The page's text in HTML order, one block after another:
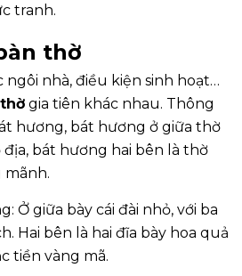
tranh.
thờ
nhà, điều kiện sinh hoạt…
gia tiên khác nhau. Thông
hương, bát hương ở giữa thờ
bát hương hai bên là thờ
mãnh.
Ở giữa bày cái đài nhỏ, với ba
Hai bên là hai đĩa bày hoa quả
tiền vàng mã.